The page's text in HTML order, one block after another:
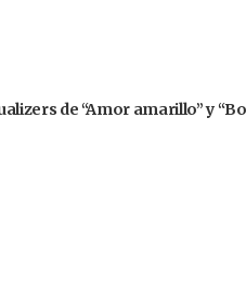
de “Amor amarillo” y